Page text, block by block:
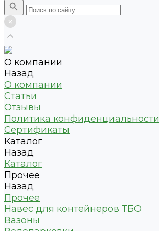
О компании
Назад
О компании
Статьи
Отзывы
Политика конфиденциальности
Сертификаты
Каталог
Назад
Каталог
Прочее
Назад
Прочее
Навес для контейнеров ТБО
Вазоны